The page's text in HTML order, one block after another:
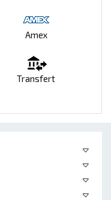
Amex
Transfert